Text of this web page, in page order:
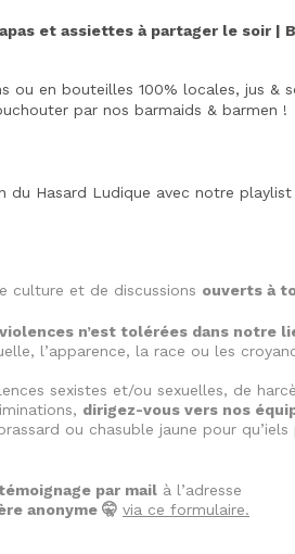
et assiettes à partager le soir |
ou en bouteilles 100% locales, jus &
par nos barmaids & barmen !
du Hasard Ludique avec notre
culture et de discussions ouverts à
n’est tolérées dans notre
l’apparence, la race ou les
sexistes et/ou sexuelles, de
dirigez-vous vers nos
ou chasuble jaune pour qu’iels
par mail à l’adresse
anonyme 🤫 via ce formulaire.